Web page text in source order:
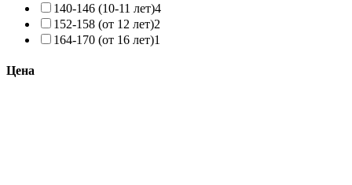
140-146 (10-11 лет)4
152-158 (от 12 лет)2
164-170 (от 16 лет)1
Цена